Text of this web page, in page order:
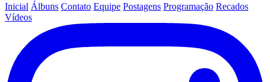
Inicial Álbuns Contato Equipe Postagens Programação Recados
Vídeos